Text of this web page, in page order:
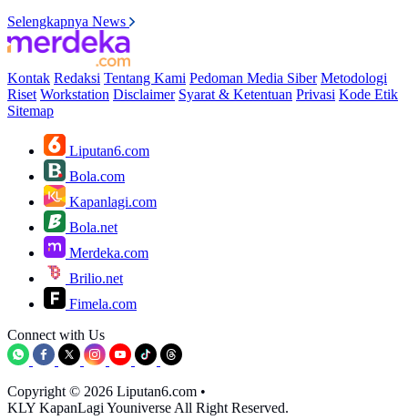
Selengkapnya News
Kontak Redaksi Tentang Kami Pedoman Media Siber Metodologi
Riset Workstation Disclaimer Syarat & Ketentuan Privasi Kode Etik
Sitemap
Liputan6.com
Bola.com
Kapanlagi.com
Bola.net
Merdeka.com
Brilio.net
Fimela.com
Connect with Us
Copyright © 2026 Liputan6.com •
KLY KapanLagi Youniverse All Right Reserved.